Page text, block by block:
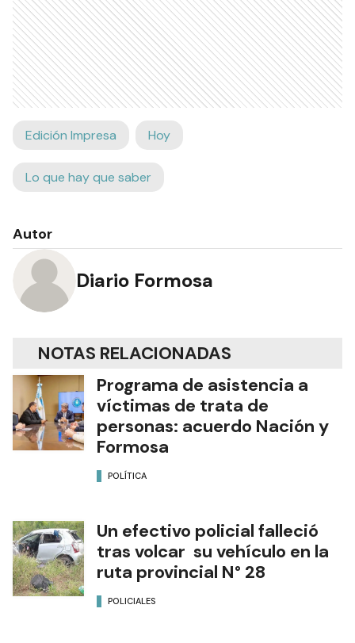
Edición Impresa Hoy
Lo que hay que saber
Autor
Diario Formosa
NOTAS RELACIONADAS
Programa de asistencia a
víctimas de trata de
personas: acuerdo Nación y
Formosa
POLÍTICA
Un efectivo policial falleció
tras volcar su vehículo en la
ruta provincial N° 28
POLICIALES